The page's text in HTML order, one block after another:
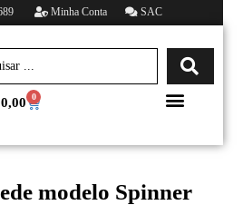
Minha Conta SAC
0,00 0
modelo Spinner